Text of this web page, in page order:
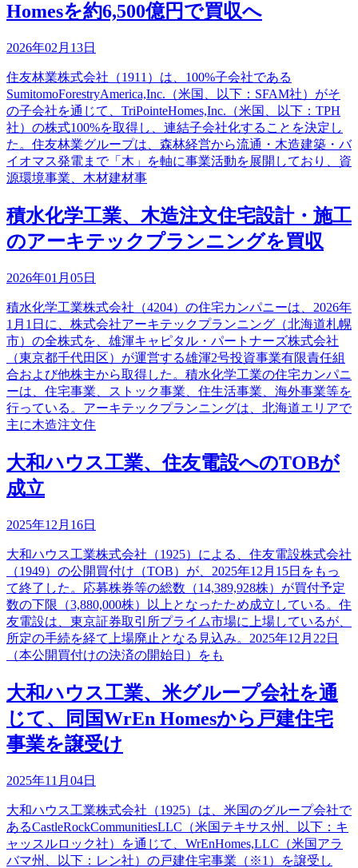
Homesを約6,500億円で買収へ
2026年02月13日
住友林業株式会社（1911）は、100%子会社である
SumitomoForestryAmerica,Inc.（米国、以下：SFAM社）がそ
の子会社を通じて、TriPointeHomes,Inc.（米国、以下：TPH
社）の株式100%を取得し、連結子会社化することを決定し
た。住友林業グループは、森林経営から流通・木造建築・バ
イオマス発電まで「木」を軸に事業活動を展開しており、資
源環境事業、木材建材事
積水化学工業、木造注文住宅設計・施工
のアーキテックプランニングを買収
2026年01月05日
積水化学工業株式会社（4204）の住宅カンパニーは、2026年
1月1日に、株式会社アーキテックプランニング（北海道札幌
市）の全株式を、雄渾キャピタル・パートナーズ株式会社
（東京都千代田区）が運営する雄渾2号投資事業有限責任組
合および他株主から取得した。積水化学工業の住宅カンパニ
ーは、住宅事業、ストック事業、住生活事業、海外事業等を
行っている。アーキテックプランニングは、北海道エリアで
主に木造注文住
大和ハウス工業、住友電設へのTOBが
成立
2025年12月16日
大和ハウス工業株式会社（1925）による、住友電設株式会社
（1949）の公開買付け（TOB）が、2025年12月15日をもっ
て終了した。応募株券等の総数（14,389,928株）が買付予定
数の下限（3,880,000株）以上となったため成立している。住
友電設は、東京証券取引所プライム市場に上場しているが、
所定の手続を経て上場廃止となる見込み。2025年12月22日
（本公開買付けの決済の開始日）をも
大和ハウス工業、米グループ会社を通
じて、同国WrEn Homesから戸建住宅
事業を譲受け
2025年11月04日
大和ハウス工業株式会社（1925）は、米国のグループ会社で
あるCastleRockCommunitiesLLC（米国テキサス州、以下：キ
ャッスルロック社）を通じて、WrEnHomes,LLC（米国アラ
バマ州、以下：レン社）の戸建住宅事業（※1）を譲受し